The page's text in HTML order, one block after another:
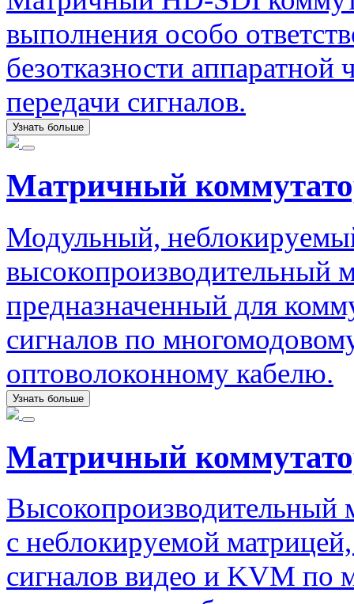
выполнения особо
безотказности аппаратной
передачи сигналов.
Узнать больше
Матричный
Модульный,
высокопроизводительный
предназначенный для
сигналов по
оптоволоконному кабелю.
Узнать больше
Матричный
Высокопроизводительный
с неблокируемой
сигналов видео и KVM по